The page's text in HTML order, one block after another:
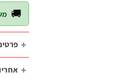
🚚